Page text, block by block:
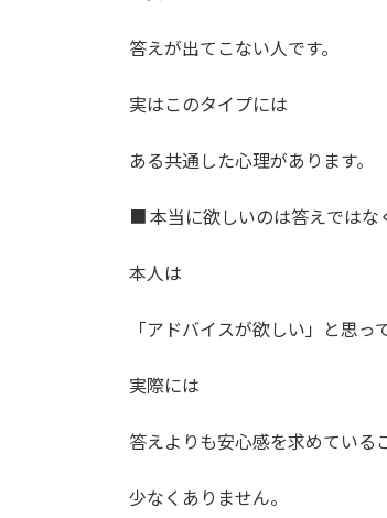
答えが出てこない人です。
実はこのタイプには
ある共通した心理があります。
■ 本当に欲しいのは答えではな
本人は
「アドバイスが欲しい」と思っ
実際には
答えよりも安心感を求めている
少なくありません。